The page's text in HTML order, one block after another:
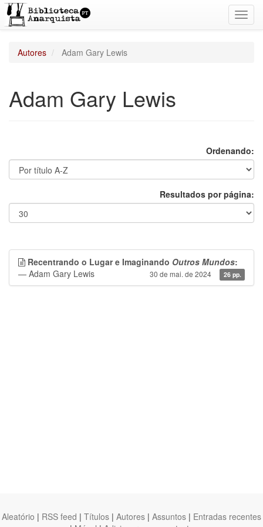
Autores Adam Gary Lewis
Adam Gary Lewis
Ordenando:
Resultados por página:
Recentrando o Lugar e Imaginando Outros Mundos:
— Adam Gary Lewis
30 de mai. de 2024 26 pp.
Aleatório | RSS feed | Títulos | Autores | Assuntos | Entradas recentes